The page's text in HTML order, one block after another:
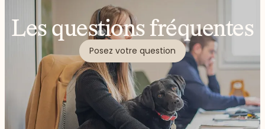
Les questions fréquentes
Posez votre question